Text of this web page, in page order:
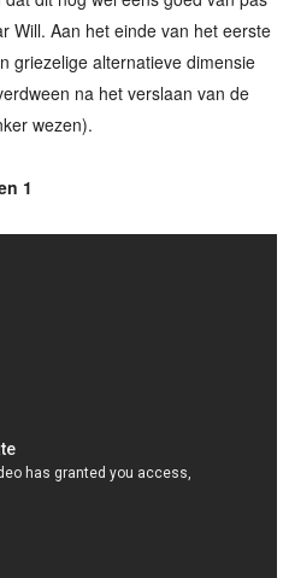
Will. Aan het einde van het eerste
griezelige alternatieve dimensie
na het verslaan van de
wezen).
1